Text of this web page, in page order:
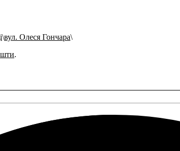
вул. Олеся Гончара
.